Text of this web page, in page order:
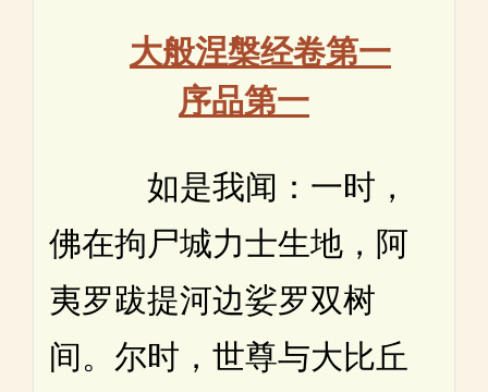
大般涅槃经卷第一
序品第一
如是我闻：一时，
佛在拘尸城力士生地，阿
夷罗跋提河边娑罗双树
间。尔时，世尊与大比丘